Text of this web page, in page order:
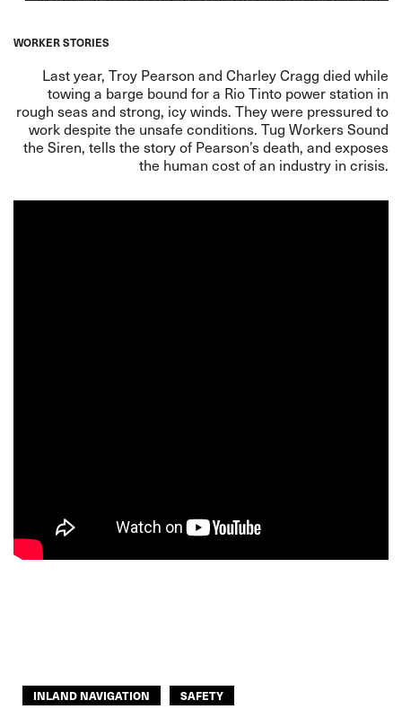
WORKER STORIES
Last year, Troy Pearson and Charley Cragg died while
towing a barge bound for a Rio Tinto power station in
rough seas and strong, icy winds. They were pressured to
work despite the unsafe conditions. Tug Workers Sound
the Siren, tells the story of Pearson’s death, and exposes
the human cost of an industry in crisis.
INLAND NAVIGATION SAFETY